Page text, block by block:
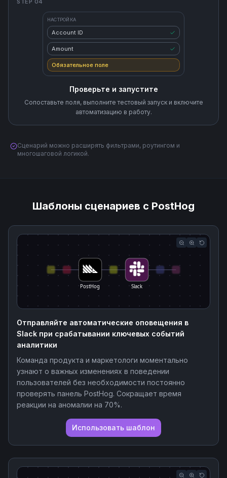
STEP 04
НАСТРОЙКА
Account ID
Amount
Обязательное поле
Проверьте и запустите
Сопоставьте поля, выполните тестовый запуск и включите
автоматизацию в работу.
Сценарий можно расширять фильтрами, роутингом и
многошаговой логикой.
Шаблоны сценариев с PostHog
PostHog Slack
Отправляйте автоматические оповещения в
Slack при срабатывании ключевых событий
аналитики
Команда продукта и маркетологи моментально
узнают о важных изменениях в поведении
пользователей без необходимости постоянно
проверять панель PostHog. Сокращает время
реакции на аномалии на 70%.
Использовать шаблон